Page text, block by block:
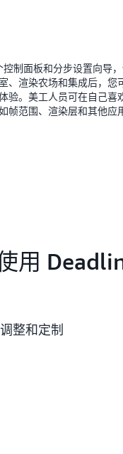
制面板和分步设置向导
、渲染农场和集成后，您
验。美工人员可在自己喜
帧范围、渲染层和其他应
用
整和定制